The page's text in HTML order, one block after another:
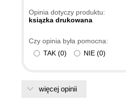
Opinia dotyczy produktu:
ksiązka drukowana
Czy opinia była pomocna:
TAK (0) NIE (0)
więcej opinii